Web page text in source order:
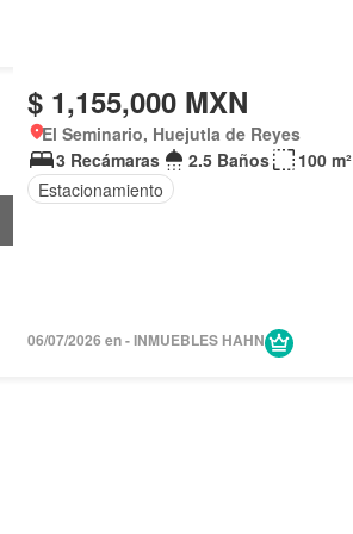
$ 1,155,000 MXN
El Seminario, Huejutla de Reyes
3 Recámaras
2.5 Baños
100 m²
Estacionamiento
06/07/2026 en - INMUEBLES HAHN